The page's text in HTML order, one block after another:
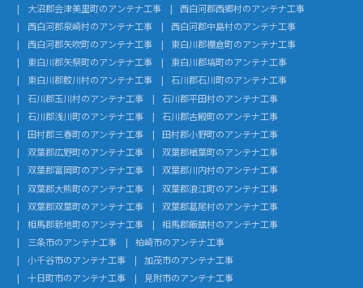
大沼郡会津美里町のアンテナ工事
西白河郡西郷村のアンテナ工事
西白河郡泉崎村のアンテナ工事
西白河郡中島村のアンテナ工事
西白河郡矢吹町のアンテナ工事
東白川郡棚倉町のアンテナ工事
東白川郡矢祭町のアンテナ工事
東白川郡塙町のアンテナ工事
東白川郡鮫川村のアンテナ工事
石川郡石川町のアンテナ工事
石川郡玉川村のアンテナ工事
石川郡平田村のアンテナ工事
石川郡浅川町のアンテナ工事
石川郡古殿町のアンテナ工事
田村郡三春町のアンテナ工事
田村郡小野町のアンテナ工事
双葉郡広野町のアンテナ工事
双葉郡楢葉町のアンテナ工事
双葉郡富岡町のアンテナ工事
双葉郡川内村のアンテナ工事
双葉郡大熊町のアンテナ工事
双葉郡浪江町のアンテナ工事
双葉郡双葉町のアンテナ工事
双葉郡葛尾村のアンテナ工事
相馬郡新地町のアンテナ工事
相馬郡飯舘村のアンテナ工事
三条市のアンテナ工事
柏崎市のアンテナ工事
小千谷市のアンテナ工事
加茂市のアンテナ工事
十日町市のアンテナ工事
見附市のアンテナ工事